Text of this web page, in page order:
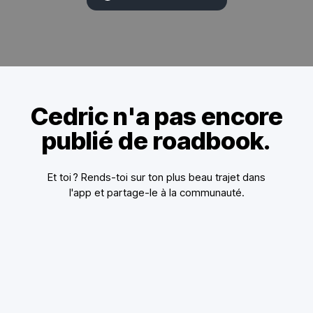
Cedric n'a pas encore
publié de roadbook.
Et toi ? Rends-toi sur ton plus beau trajet dans
l'app et partage-le à la communauté.